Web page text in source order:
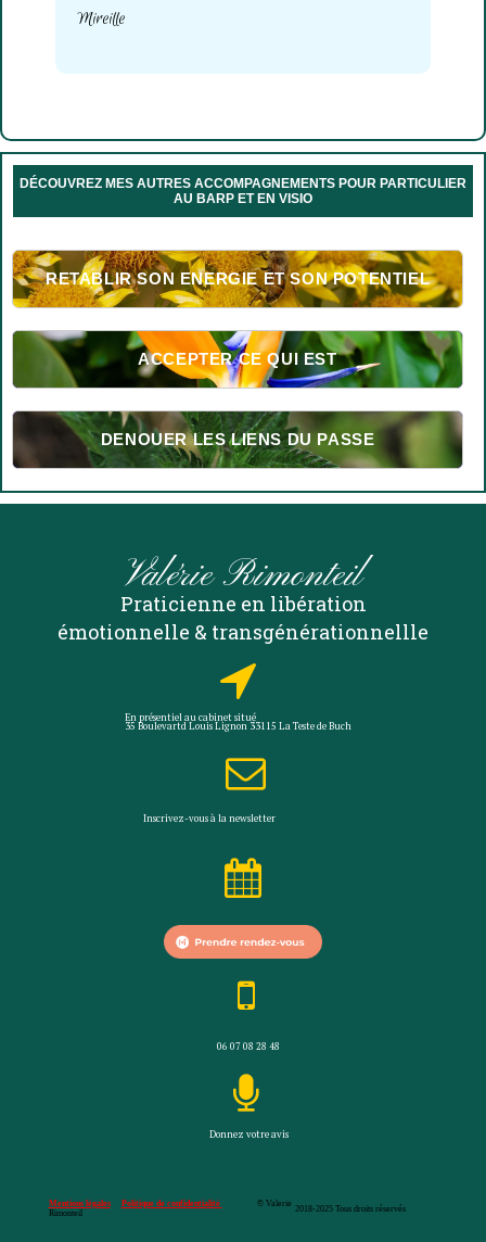
Mireille
DÉCOUVREZ MES AUTRES ACCOMPAGNEMENTS POUR PARTICULIER
AU BARP ET EN VISIO
RETABLIR SON ENERGIE ET SON POTENTIEL
ACCEPTER CE QUI EST
DENOUER LES LIENS DU PASSE
Valérie Rimonteil
Praticienne en libération
émotionnelle & transgénérationnellle

En présentiel au cabinet situé
35 Boulevartd Louis Lignon 33115 La Teste de Buch

Inscrivez-vous à lanewsletter


06 07 08 28 48

Donnez votre avis
Mentions légales Politique de confidentialité
© Valerie
Rimonteil
2018-2025 Tous droits réservés